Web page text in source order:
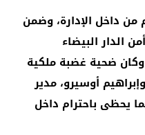
من داخل الإدارة، وضمن
الدار البيضاء
ضحية غضبة ملكية
أوسيرو، مدير
يحظى باحترام داخل